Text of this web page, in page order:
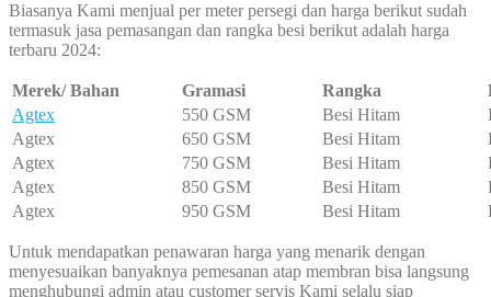
Biasanya Kami menjual per meter persegi dan harga berikut sudah
termasuk jasa pemasangan dan rangka besi berikut adalah harga
terbaru 2024:
Merek/ Bahan Gramasi Rangka
Agtex
550 GSM Besi Hitam
Agtex
650 GSM Besi Hitam
Agtex
750 GSM Besi Hitam
Agtex
850 GSM Besi Hitam
Agtex
950 GSM Besi Hitam
Untuk mendapatkan penawaran harga yang menarik dengan
menyesuaikan banyaknya pemesanan atap membran bisa langsung
menghubungi admin atau customer servis Kami selalu siap